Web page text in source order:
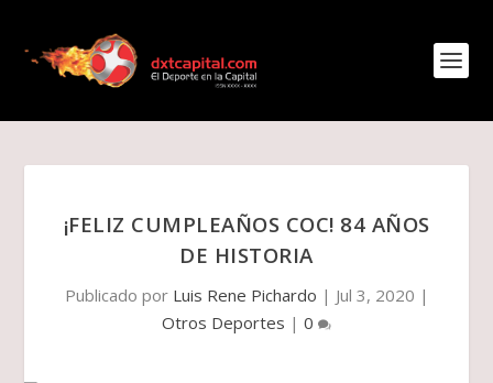
¡FELIZ CUMPLEAÑOS COC! 84 AÑOS
DE HISTORIA
Publicado por Luis Rene Pichardo | Jul 3, 2020 |
Otros Deportes | 0